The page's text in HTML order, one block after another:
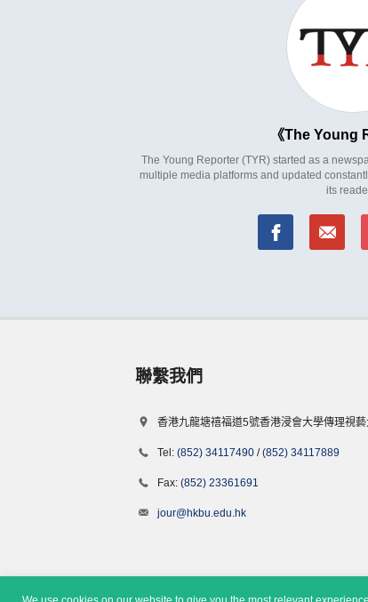
The Young
The Young Reporter (TYR) started as a
multiple media platforms and updated
its
聯繫我們
香港九龍塘禧福道5號香港浸會大學傳理視
Tel: (852) 34117490 /(852) 34117889
Fax: (852) 23361691
jour@hkbu.edu.hk